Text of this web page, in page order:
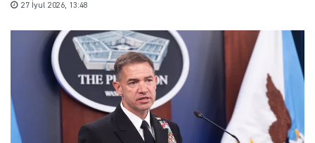
27 İyul 2026, 13:48